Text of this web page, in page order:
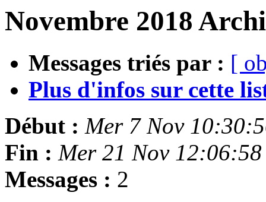
Novembre 2018
Messages triés par : [
Plus d'infos sur cette
Début : Mer 7 Nov
Fin : Mer 21 Nov
Messages : 2